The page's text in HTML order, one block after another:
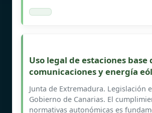
Uso legal de estaciones base
comunicaciones y energía
Junta de Extremadura. Legislación
Gobierno de Canarias. El
normativas autonómicas es